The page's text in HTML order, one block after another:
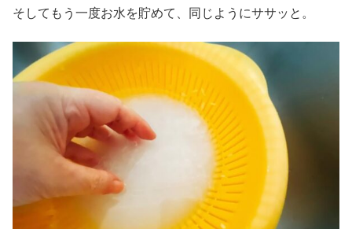
そしてもう一度お水を貯めて、同じようにササッと。